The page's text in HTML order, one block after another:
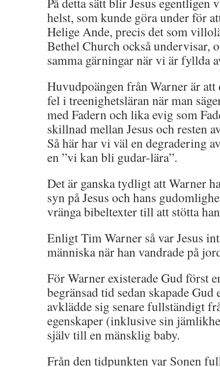
helst, som kunde göra under för
Helige Ande, precis det som
Bethel Church också undervisar,
samma gärningar när vi är fyllda
Huvudpoängen från Warner är
fel i treenighetsläran när man
med Fadern och lika evig som
skillnad mellan Jesus och resten
Så här har vi väl en degradering
en ”vi kan bli gudar-lära”.
Det är ganska tydligt att Warner
syn på Jesus och hans
vränga bibeltexter till att stötta
Enligt Tim Warner så var Jesus
människa när han vandrade på
För Warner existerade Gud först
begränsad tid sedan skapade Gud
avklädde sig senare fullständigt
egenskaper (inklusive sin
själv till en mänsklig baby.
Från den tidpunkten var Sonen